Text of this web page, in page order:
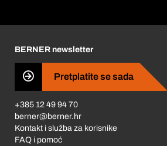
Business Conduct
BERNER newsletter
Pretplatite se sada
+385 12 49 94 70
berner@berner.hr
Kontakt i služba za korisnike
FAQ i pomoć